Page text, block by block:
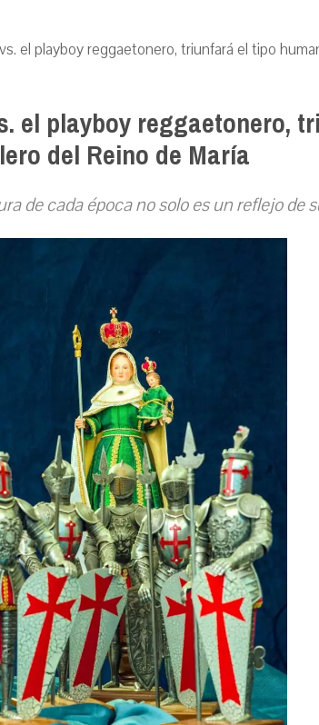
el playboy reggaetonero, triunfará el tipo
el playboy reggaetonero,
del Reino de María
de cada época no solo es un reflejo de